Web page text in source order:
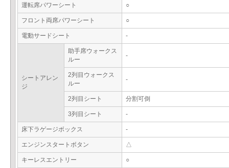
運転席パワーシート ○
フロント両席パワーシート ○
電動サードシート -
シートアレン
ジ
助手席ウォークス
ルー
-
2列目ウォークス
ルー
-
2列目シート 分割可倒
3列目シート -
床下ラゲージボックス -
エンジンスタートボタン △
キーレスエントリー ○